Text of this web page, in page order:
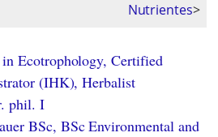
Nutrientes>
Ecotrophology, Certified
(IHK), Herbalist
phil. I
BSc, BSc Environmental and